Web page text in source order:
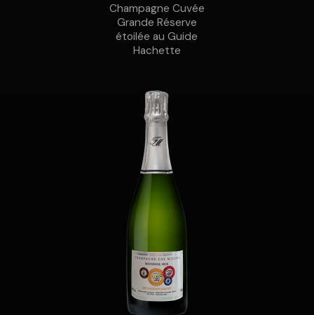
Champagne Cuvée
Grande Réserve
étoilée au Guide
Hachette